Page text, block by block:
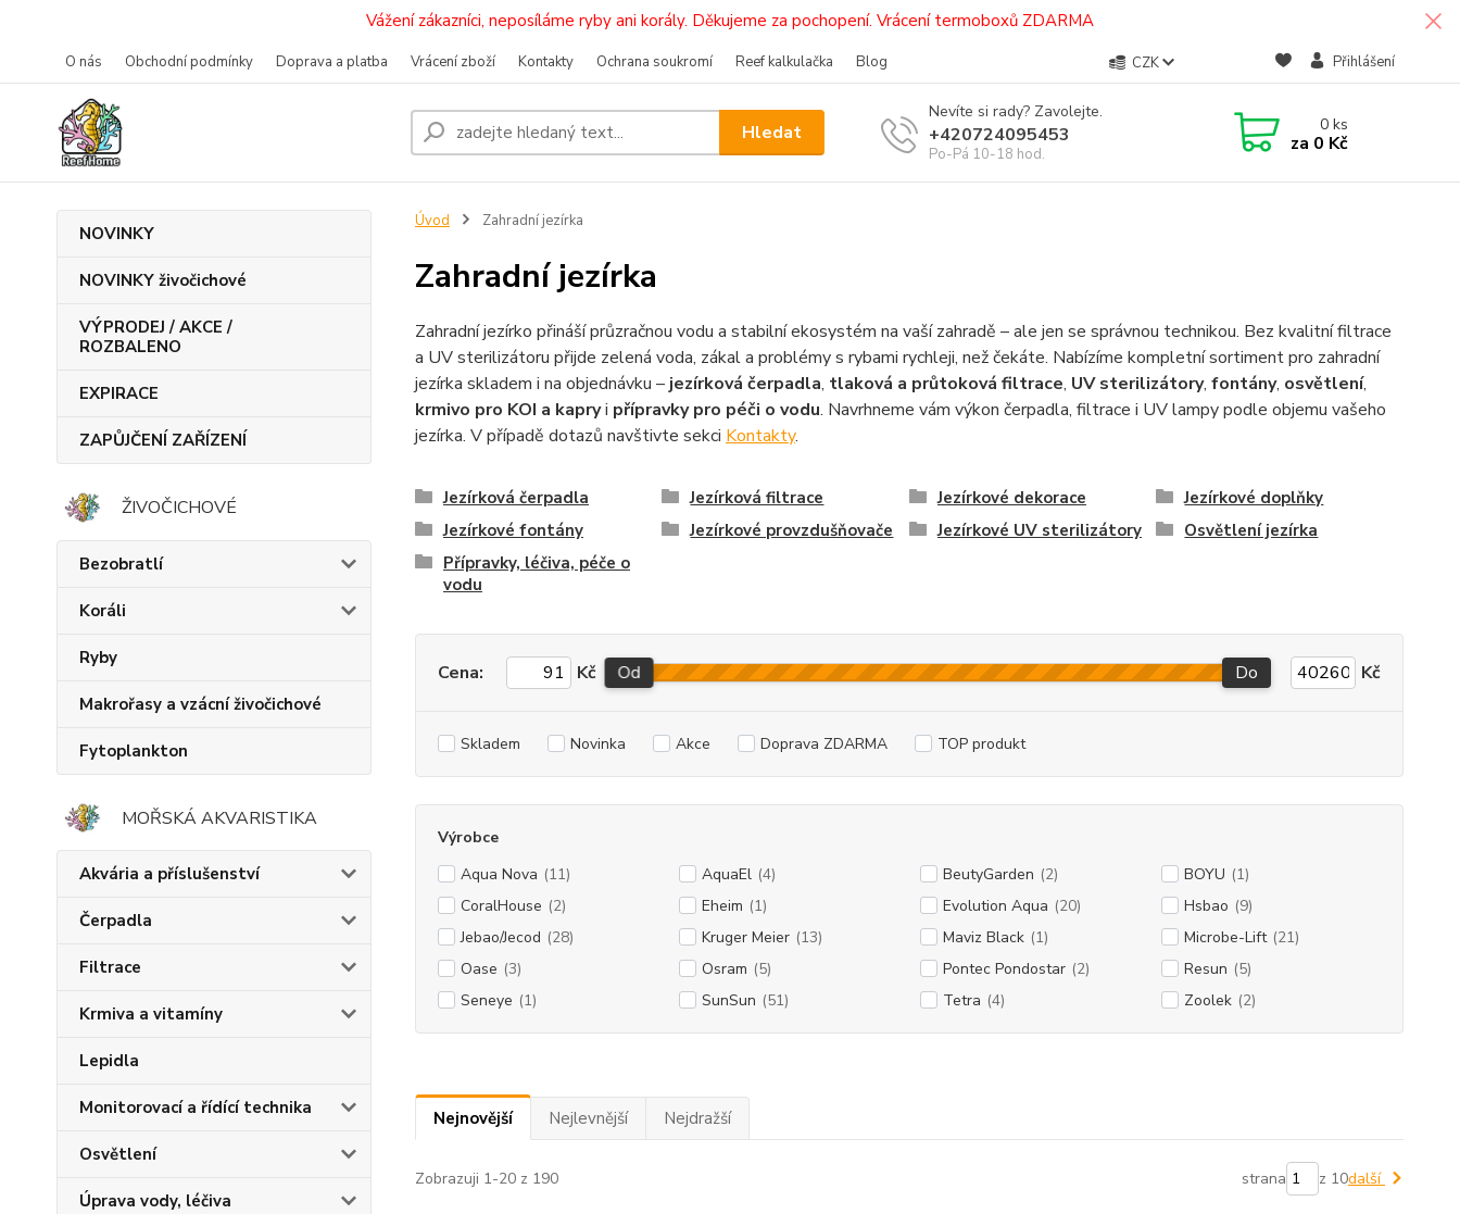
Vážení zákazníci, neposíláme ryby ani korály. Děkujeme za pochopení. Vrácení termoboxů ZDARMA
O nás Obchodní podmínky Doprava a platba Vrácení zboží Kontakty Ochrana soukromí Reef kalkulačka Blog CZK Přihlášení
Hledat
Nevíte si rady? Zavolejte.
+420724095453
Po-Pá 10-18 hod.
0ks
za 0 Kč
NOVINKY
NOVINKY živočichové
VÝPRODEJ / AKCE /
ROZBALENO
EXPIRACE
ZAPŮJČENÍ ZAŘÍZENÍ
ŽIVOČICHOVÉ
Bezobratlí
Koráli
Ryby
Makrořasy a vzácní živočichové
Fytoplankton
MOŘSKÁ AKVARISTIKA
Akvária a příslušenství
Čerpadla
Filtrace
Krmiva a vitamíny
Lepidla
Monitorovací a řídící technika
Osvětlení
Úprava vody, léčiva
Úvod Zahradní jezírka
Zahradní jezírka
Zahradní jezírko přináší průzračnou vodu a stabilní ekosystém na vaší zahradě – ale jen se správnou technikou. Bez kvalitní filtrace
a UV sterilizátoru přijde zelená voda, zákal a problémy s rybami rychleji, než čekáte. Nabízíme kompletní sortiment pro zahradní
jezírka skladem i na objednávku – jezírková čerpadla, tlaková a průtoková filtrace, UV sterilizátory, fontány, osvětlení,
krmivo pro KOI a kapryi přípravky pro péči o vodu. Navrhneme vám výkon čerpadla, filtrace i UV lampy podle objemu vašeho
jezírka. V případě dotazů navštivte sekci Kontakty.
Jezírková čerpadla Jezírková filtrace Jezírkové dekorace
Jezírkové doplňky
Jezírkové fontány
Jezírkové provzdušňovače Jezírkové UV sterilizátory
Osvětlení jezírka
Přípravky, léčiva, péče o
vodu
Cena: Kč Od Do Kč
Skladem Novinka Akce Doprava ZDARMA TOP produkt
Výrobce
Aqua Nova (11) AquaEl (4) BeutyGarden (2) BOYU (1)
CoralHouse (2) Eheim (1) Evolution Aqua (20) Hsbao (9)
Jebao/Jecod (28) Kruger Meier (13) Maviz Black (1) Microbe-Lift (21)
Oase (3) Osram (5) Pontec Pondostar (2) Resun (5)
Seneye (1) SunSun (51) Tetra (4) Zoolek (2)
Nejnovější Nejlevnější Nejdražší
Zobrazuji 1-20 z 190 strana z 10další